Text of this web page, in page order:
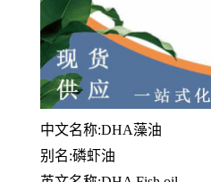
中文名称:DHA藻油
别名:磷虾油